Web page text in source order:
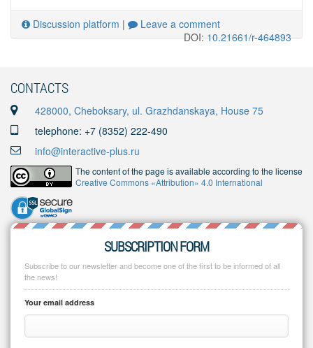
Discussion platform |
Leave a comment
DOI:10.21661/r-464893
CONTACTS
428000, Cheboksary, ul. Grazhdanskaya, House 75
telephone: +7 (8352) 222-490
info@interactive-plus.ru
The content of the page is available according to the license
Creative Commons «Attribution» 4.0 International
SUBSCRIPTION FORM
Subscribe to our newsletter and become one of the first to be informed of all
the news!
Your email address